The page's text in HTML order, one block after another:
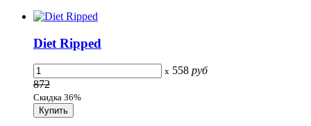
Diet Ripped
x 558 руб
872
Скидка 36%